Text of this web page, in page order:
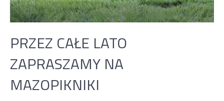
PRZEZ CAŁE LATO
ZAPRASZAMY NA
MAZOPIKNIKI